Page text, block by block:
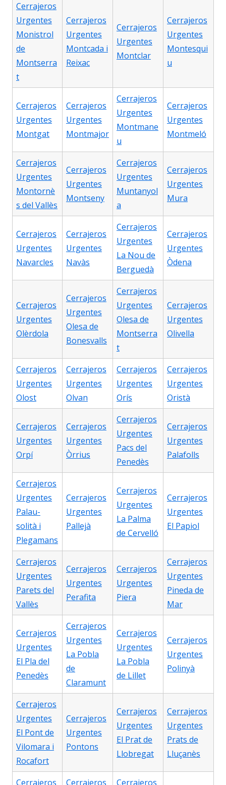
Cerrajeros
Urgentes
Monistrol
de
Montserra
t
Cerrajeros
Urgentes
Montcada i
Reixac
Cerrajeros
Urgentes
Montclar
Cerrajeros
Urgentes
Montesqui
u
Cerrajeros
Urgentes
Montgat
Cerrajeros
Urgentes
Montmajor
Cerrajeros
Urgentes
Montmane
u
Cerrajeros
Urgentes
Montmeló
Cerrajeros
Urgentes
Montornè
s del Vallès
Cerrajeros
Urgentes
Montseny
Cerrajeros
Urgentes
Muntanyol
a
Cerrajeros
Urgentes
Mura
Cerrajeros
Urgentes
Navarcles
Cerrajeros
Urgentes
Navàs
Cerrajeros
Urgentes
La Nou de
Berguedà
Cerrajeros
Urgentes
Òdena
Cerrajeros
Urgentes
Olèrdola
Cerrajeros
Urgentes
Olesa de
Bonesvalls
Cerrajeros
Urgentes
Olesa de
Montserra
t
Cerrajeros
Urgentes
Olivella
Cerrajeros
Urgentes
Olost
Cerrajeros
Urgentes
Olvan
Cerrajeros
Urgentes
Orís
Cerrajeros
Urgentes
Oristà
Cerrajeros
Urgentes
Orpí
Cerrajeros
Urgentes
Òrrius
Cerrajeros
Urgentes
Pacs del
Penedès
Cerrajeros
Urgentes
Palafolls
Cerrajeros
Urgentes
Palau-
solità i
Plegamans
Cerrajeros
Urgentes
Pallejà
Cerrajeros
Urgentes
La Palma
de Cervelló
Cerrajeros
Urgentes
El Papiol
Cerrajeros
Urgentes
Parets del
Vallès
Cerrajeros
Urgentes
Perafita
Cerrajeros
Urgentes
Piera
Cerrajeros
Urgentes
Pineda de
Mar
Cerrajeros
Urgentes
El Pla del
Penedès
Cerrajeros
Urgentes
La Pobla
de
Claramunt
Cerrajeros
Urgentes
La Pobla
de Lillet
Cerrajeros
Urgentes
Polinyà
Cerrajeros
Urgentes
El Pont de
Vilomara i
Rocafort
Cerrajeros
Urgentes
Pontons
Cerrajeros
Urgentes
El Prat de
Llobregat
Cerrajeros
Urgentes
Prats de
Lluçanès
Cerrajeros Cerrajeros Cerrajeros